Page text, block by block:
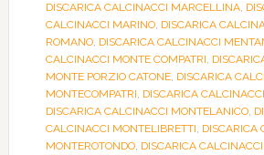
DISCARICA CALCINACCI MARCELLINA,
CALCINACCI MARINO, DISCARICA
ROMANO, DISCARICA CALCINACCI
CALCINACCI MONTE COMPATRI,
MONTE PORZIO CATONE, DISCARICA
MONTECOMPATRI, DISCARICA
DISCARICA CALCINACCI MONTELANICO,
CALCINACCI MONTELIBRETTI, DISCARICA
MONTEROTONDO, DISCARICA